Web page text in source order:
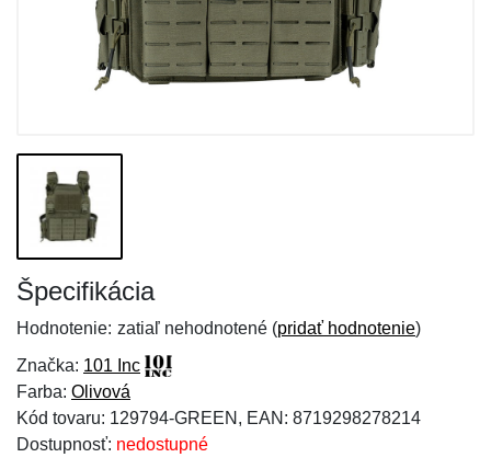
Špecifikácia
Hodnotenie: zatiaľ nehodnotené (pridať hodnotenie)
Značka: 101 Inc
Farba: Olivová
Kód tovaru: 129794-GREEN, EAN: 8719298278214
Dostupnosť: nedostupné